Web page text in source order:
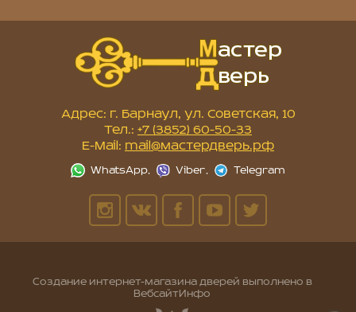
Адрес: г. Барнаул, ул. Советская, 10
Тел.: +7 (3852) 60-50-33
E-Mail: mail@мастердверь.рф
Создание интернет-магазина дверей выполнено в
ВебсайтИнфо